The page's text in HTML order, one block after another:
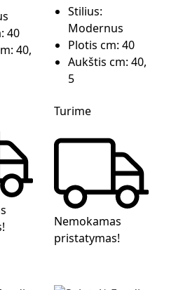
40
40,
Stilius:
Modernus
Plotis cm:40
Aukštis cm:40,
5
Turime
Nemokamas
pristatymas!